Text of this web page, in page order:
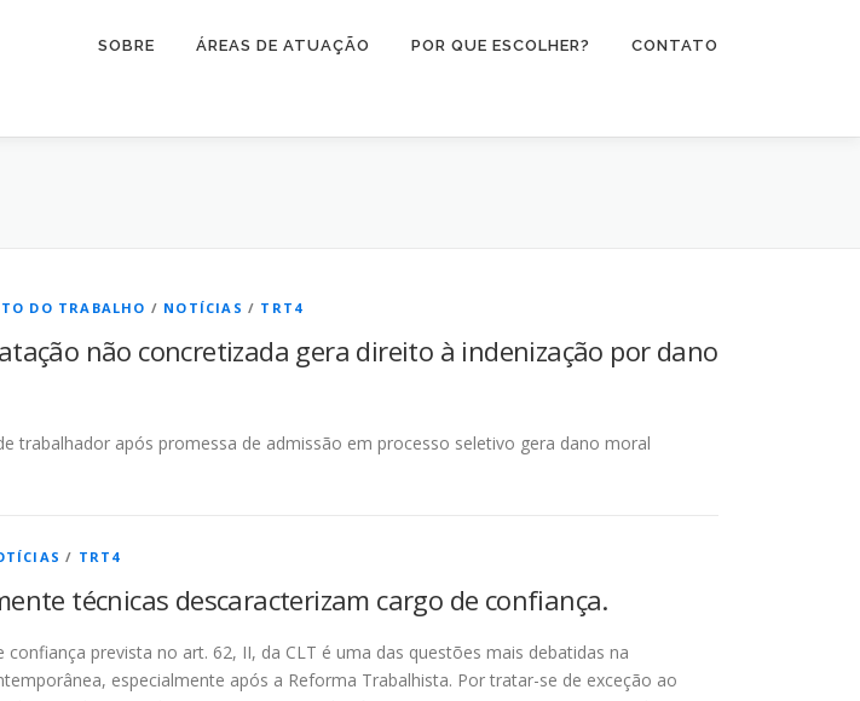
SOBRE ÁREAS DE ATUAÇÃO POR QUE ESCOLHER? CONTATO
DO TRABALHO / NOTÍCIAS / TRT4
não concretizada gera direito à indenização por dano
trabalhador após promessa de admissão em processo seletivo gera dano moral
/ TRT4
técnicas descaracterizam cargo de confiança.
prevista no art. 62, II, da CLT é uma das questões mais debatidas na
especialmente após a Reforma Trabalhista. Por tratar-se de exceção ao